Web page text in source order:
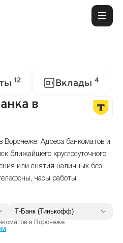
12 Вклады 4
в
Воронеже. Адреса банкоматов и
ближайшего круглосуточного
или снятия наличных без
часы работы.
в Воронеже